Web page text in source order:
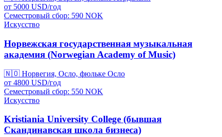
от 5000 USD/год
Семестровый сбор: 590 NOK
Искусство
Норвежская государственная музыкальная
академия (Norwegian Academy of Music)
🇳🇴 Норвегия, Осло, фюльке Осло
от 4800 USD/год
Семестровый сбор: 550 NOK
Искусство
Kristiania University College (бывшая
Скандинавская школа бизнеса)